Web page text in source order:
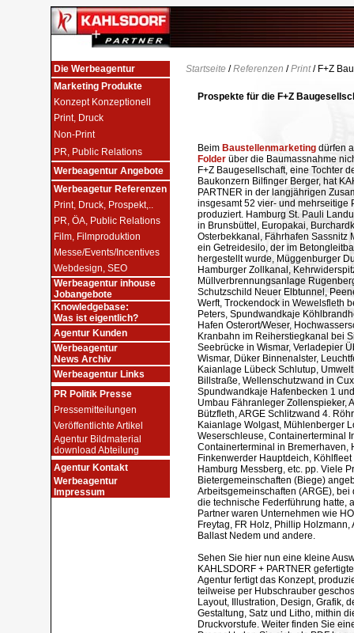
Die Werbeagentur
Marketing Produkte
Konzept Konzeptionell
Print, Druck
Non-Print
PR, Public Relations
Werbeagentur Angebote
Werbeagetur Referenzen
Print, Druck, Prospekt,..
PR, ÖA, Public Relations
Film, Filmproduktion
Messe/Events/Incentives
Webdesign, SEO
Werbeagentur inhouse
Jobangebote
Knowledgebase:
Was ist eigentlich?
Agentur Kunden
Werbeagentur
News Archiv
Werbeagentur Links
PR Politik Presse
Pressemitteilungen
Veröffentlichte Artikel
Agentur Bildmaterial
download Abteilung
Agentur Kontakt
Werbeagentur
Impressum
Startseite /Referenzen /Print/ F+Z
Prospekte für die F+Z
Beim Baustellenmarketing dürfen
Folder über die Baumassnahme
F+Z Baugesellschaft, eine Tochter
Baukonzern Bilfinger Berger, hat
PARTNER in der langjährigen
insgesamt 52 vier- und mehrseitige
produziert. Hamburg St. Pauli
in Brunsbüttel, Europakai,
Osterbekkanal, Fährhafen Sassnitz
ein Getreidesilo, der im
hergestellt wurde, Müggenburger
Hamburger Zollkanal,
Müllverbrennungsanlage
Schutzschild Neuer Elbtunnel,
Werft, Trockendock in Wewelsfleth
Peters, Spundwandkaje
Hafen Osterort/Weser,
Kranbahn im Reiherstiegkanal bei
Seebrücke in Wismar, Verladepier
Wismar, Düker Binnenalster,
Kaianlage Lübeck Schlutup,
Billstraße, Wellenschutzwand in
Spundwandkaje Hafenbecken 1
Umbau Fähranleger Zollenspieker,
Bützfleth, ARGE Schlitzwand 4.
Kaianlage Wolgast, Mühlenberger
Weserschleuse, Containerterminal
Containerterminal in Bremerhaven,
Finkenwerder Hauptdeich,
Hamburg Messberg, etc. pp. Viele
Bietergemeinschaften (Biege)
Arbeitsgemeinschaften (ARGE), bei
die technische Federführung hatte,
Partner waren Unternehmen wie
Freytag, FR Holz, Phillip Holzmann,
Ballast Nedem und andere.
Sehen Sie hier nun eine kleine
KAHLSDORF + PARTNER
Agentur fertigt das Konzept,
teilweise per Hubschrauber
Layout, Illustration, Design, Grafik,
Gestaltung, Satz und Litho, mithin
Druckvorstufe. Weiter finden Sie